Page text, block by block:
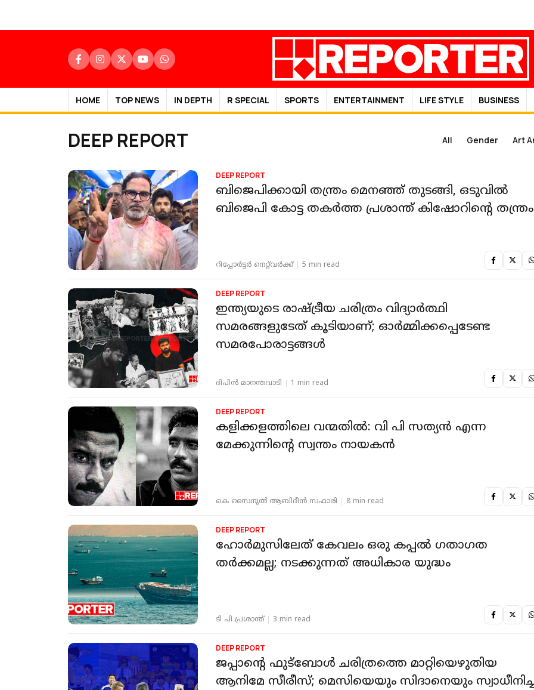
HOME TOP NEWS IN DEPTH R SPECIAL SPORTS ENTERTAINMENT LIFE STYLE BUSINESS
DEEP REPORT All Gender Art
DEEP REPORT
ബിജെപിക്കായി തന്ത്രം മെനഞ്ഞ് തുടങ്ങി, ഒടുവില്‍
ബിജെപി കോട്ട തകര്‍ത്ത പ്രശാന്ത് കിഷോറിന്റെ തന്ത്രം
റിപ്പോർട്ടർ നെറ്റ്‌വര്‍ക്ക്‌ 5 min read
DEEP REPORT
ഇന്ത്യയുടെ രാഷ്ട്രീയ ചരിത്രം വിദ്യാർത്ഥി
സമരങ്ങളുടേത് കൂടിയാണ്; ഓർമ്മിക്കപ്പെടേണ്ട
സമരപോരാട്ടങ്ങൾ
ദിപിന്‍ മാനന്തവാടി 1 min read
DEEP REPORT
കളിക്കളത്തിലെ വന്മതിൽ: വി പി സത്യൻ എന്ന
മേക്കുന്നിൻ്റെ സ്വന്തം നായകൻ
കെ സൈനുൽ ആബിദീൻ സഫാരി 8 min read
DEEP REPORT
ഹോർമുസിലേത് കേവലം ഒരു കപ്പൽ ഗതാഗത
തർക്കമല്ല; നടക്കുന്നത് അധികാര യുദ്ധം
ടി പി പ്രശാന്ത് 3 min read
DEEP REPORT
ജപ്പാൻ്റെ ഫുട്ബോൾ ചരിത്രത്തെ മാറ്റിയെഴുതിയ
ആനിമേ സീരീസ്; മെസിയെയും സിദാനെയും